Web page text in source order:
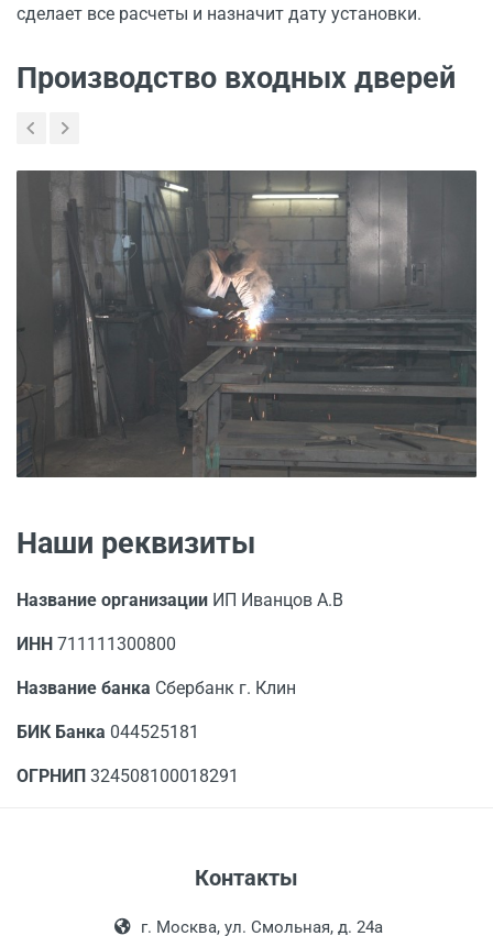
сделает все расчеты и назначит дату установки.
Производство входных дверей
Наши реквизиты
Название организации ИП Иванцов А.В
ИНН 711111300800
Название банка Сбербанк г. Клин
БИК Банка 044525181
ОГРНИП 324508100018291
Контакты
г. Москва, ул. Смольная, д. 24а